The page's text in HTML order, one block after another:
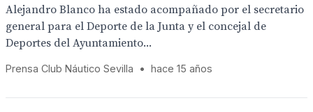
Alejandro Blanco ha estado acompañado por el secretario
general para el Deporte de la Junta y el concejal de
Deportes del Ayuntamiento...
Prensa Club Náutico Sevilla • hace 15 años